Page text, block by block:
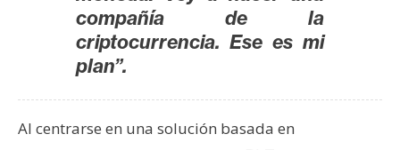
y
P
compañía de la
criptocurrencia. Ese es mi
plan”.
Al centrarse en una solución basada en